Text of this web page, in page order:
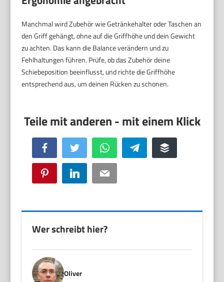
Manchmal wird Zubehör wie Getränkehalter oder Taschen an
den Griff gehängt, ohne auf die Griffhöhe und dein Gewicht
zu achten. Das kann die Balance verändern und zu
Fehlhaltungen führen. Prüfe, ob das Zubehör deine
Schiebeposition beeinflusst, und richte die Griffhöhe
entsprechend aus, um deinen Rücken zu schonen.
Facebook Twitter WhatsApp Telegram Buffer
Pinterest LinkedIn Email
Wer schreibt hier?
Oliver